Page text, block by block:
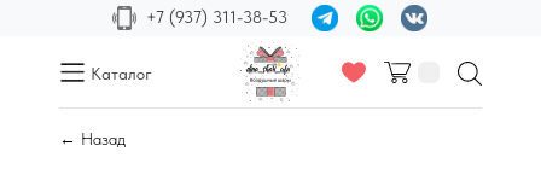
+7 (937) 311-38-53
Каталог
← Назад